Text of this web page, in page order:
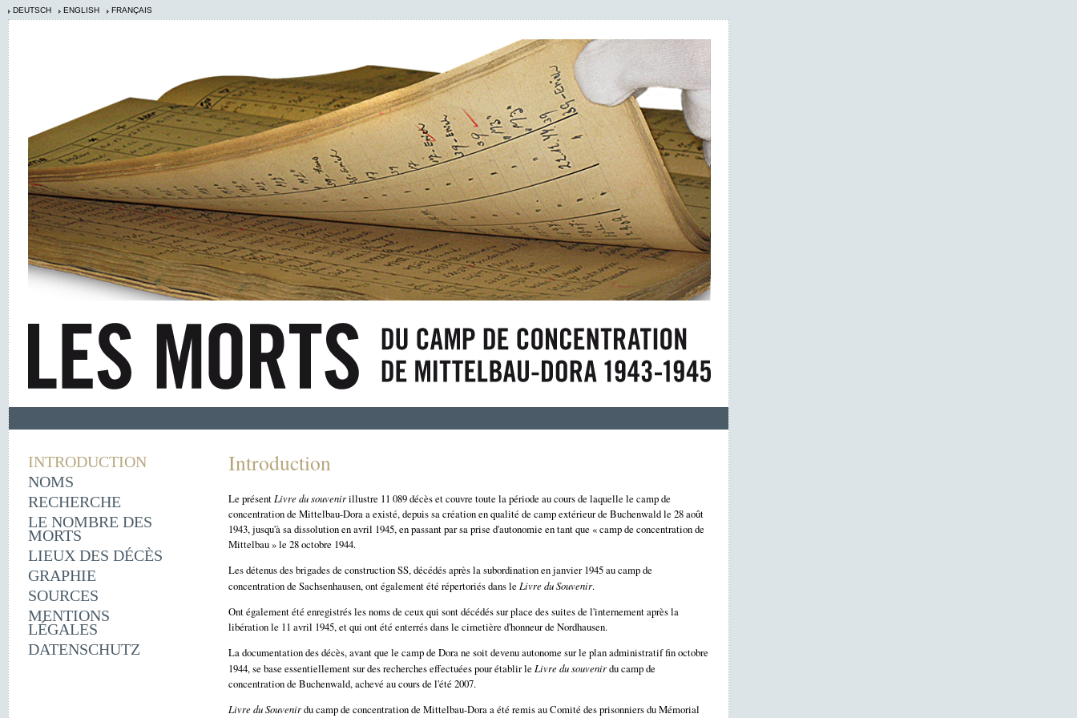
DEUTSCH ENGLISH FRANÇAIS
INTRODUCTION
NOMS
RECHERCHE
LE NOMBRE DES
MORTS
LIEUX DES DÉCÈS
GRAPHIE
SOURCES
MENTIONS
LÉGALES
DATENSCHUTZ
Introduction
Le présent Livre du souvenirillustre 11 089 décès et couvre toute la période au cours de laquelle le camp de
concentration de Mittelbau-Dora a existé, depuis sa création en qualité de camp extérieur de Buchenwald le 28 août
1943, jusqu'à sa dissolution en avril 1945, en passant par sa prise d'autonomie en tant que « camp de concentration de
Mittelbau » le 28 octobre 1944.
Les détenus des brigades de construction SS, décédés après la subordination en janvier 1945 au camp de
concentration de Sachsenhausen, ont également été répertoriés dans le Livre du Souvenir.
Ont également été enregistrés les noms de ceux qui sont décédés sur place des suites de l'internement après la
libération le 11 avril 1945, et qui ont été enterrés dans le cimetière d'honneur de Nordhausen.
La documentation des décès, avant que le camp de Dora ne soit devenu autonome sur le plan administratif fin octobre
1944, se base essentiellement sur des recherches effectuées pour établir le Livre du souvenirdu camp de
concentration de Buchenwald, achevé au cours de l'été 2007.
Livre du Souvenirdu camp de concentration de Mittelbau-Dora a été remis au Comité des prisonniers du Mémorial